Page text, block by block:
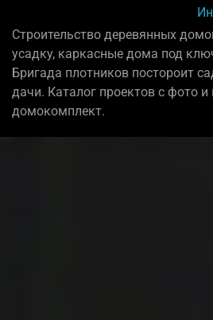
Строительство деревянных
усадку, каркасные дома под
Бригада плотников постороит
дачи. Каталог проектов с фото и
домокомплект.